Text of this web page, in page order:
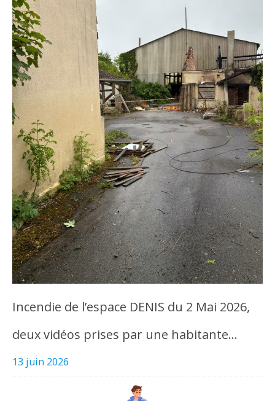
Incendie de l’espace DENIS du 2 Mai 2026,
deux vidéos prises par une habitante…
13 juin 2026